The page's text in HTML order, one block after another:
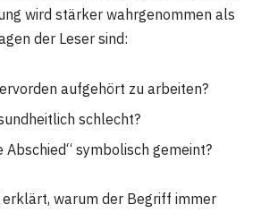
wird stärker wahrgenommen als
der Leser sind:
aufgehört zu arbeiten?
schlecht?
Abschied“ symbolisch gemeint?
erklärt, warum der Begriff immer